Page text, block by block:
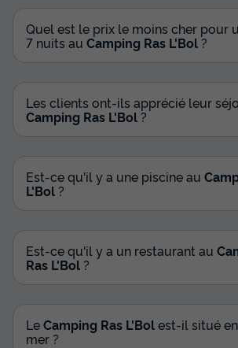
Quel est le prix le moins cher pour
7 nuits au Camping Ras L'Bol?
Les clients ont-ils apprécié leur
Camping Ras L'Bol ?
Est-ce qu'il y a une piscine au
L'Bol ?
Est-ce qu'il y a un restaurant au
Ras L'Bol ?
LeCamping Ras L'Bolest-il situé
mer ?